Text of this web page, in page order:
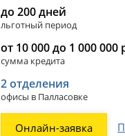
до 200 дней
льготный период
от 10 000 до 1 000 000
сумма кредита
2 отделения
офисы в Палласовке
Онлайн-заявка